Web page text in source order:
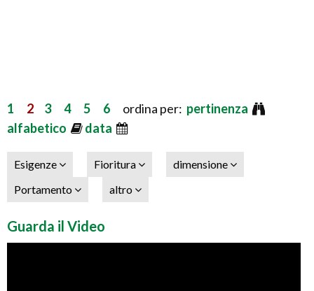
1 2 3 4 5 6 ordina per: pertinenza
alfabetico
data
Esigenze Fioritura
dimensione
Portamento
altro
Guarda il Video